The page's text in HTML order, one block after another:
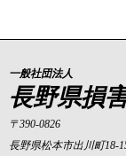
一般社団法人
長野県損
〒390-0826
長野県松本市出川町18-